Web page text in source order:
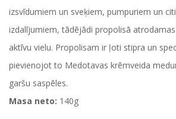
izsvīdumiem un sveķiem, pumpuriem un
izdalījumiem, tādējādi propolisā
aktīvu vielu. Propolisam ir ļoti stipra un
pievienojot to Medotavas krēmveida
garšu saspēles.
Masa neto: 140g